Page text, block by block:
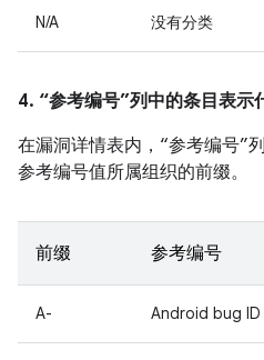
N/A 没有分类
4. “参考编号”列中的条目表示
在漏洞详情表内，“参考编号”
参考编号值所属组织的前缀。
前缀 参考编号
A- Android bug ID